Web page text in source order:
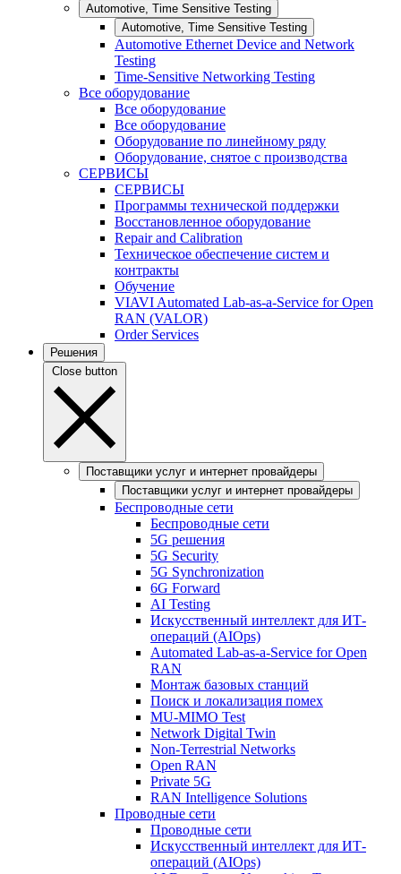
Automotive, Time Sensitive Testing
Automotive, Time Sensitive Testing
Automotive Ethernet Device and Network
Testing
Time-Sensitive Networking Testing
Все оборудование
Все оборудование
Все оборудование
Оборудование по линейному ряду
Оборудование, снятое с производства
СЕРВИСЫ
СЕРВИСЫ
Программы технической поддержки
Восстановленное оборудование
Repair and Calibration
Техническое обеспечение систем и
контракты
Обучение
VIAVI Automated Lab-as-a-Service for Open
RAN (VALOR)
Order Services
Решения
Close button
Поставщики услуг и интернет провайдеры
Поставщики услуг и интернет провайдеры
Беспроводные сети
Беспроводные сети
5G решения
5G Security
5G Synchronization
6G Forward
AI Testing
Искусственный интеллект для ИТ-
операций (AIOps)
Automated Lab-as-a-Service for Open
RAN
Монтаж базовых станций
Поиск и локализация помех
MU-MIMO Test
Network Digital Twin
Non-Terrestrial Networks
Open RAN
Private 5G
RAN Intelligence Solutions
Проводные сети
Проводные сети
Искусственный интеллект для ИТ-
операций (AIOps)